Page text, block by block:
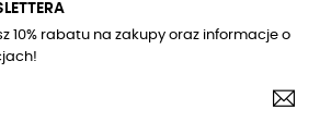
10% rabatu na zakupy oraz informacje o